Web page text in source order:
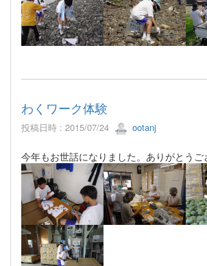
わくワーク体験
投稿日時 : 2015/07/24 ootanj
今年もお世話になりました。ありがとうご